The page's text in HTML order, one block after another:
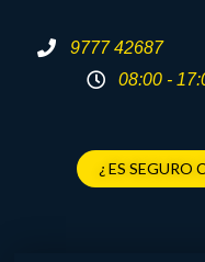
9777 42687
08:00 -
¿ ES SEGURO